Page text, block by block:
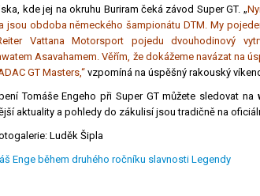
kde jej na okruhu Buriram čeká závod Super GT. „
jsou obdoba německého šampionátu DTM. My
Vattana Motorsport pojedu dvouhodinový
Asavahamem. Věřím, že dokážeme navázat na
GT Masters,“ vzpomíná na úspěšný rakouský
Tomáše Engeho při Super GT můžete sledovat na
aktuality a pohledy do zákulisí jsou tradičně na
Luděk Šipla